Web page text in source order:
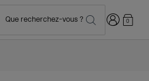
Que recherchez-vous ? Connexion
0